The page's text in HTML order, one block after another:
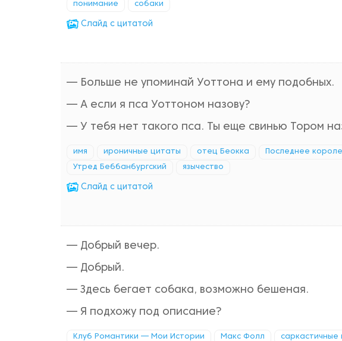
понимание собаки
Cлайд с цитатой
— Больше не упоминай Уоттона и ему подобных.
— А если я пса Уоттоном назову?
— У тебя нет такого пса. Ты еще свинью Тором
имя ироничные цитаты отец Беокка Последнее
Утред Беббанбургский язычество
Cлайд с цитатой
— Добрый вечер.
— Добрый.
— Здесь бегает собака, возможно бешеная.
— Я подхожу под описание?
Клуб Романтики — Мои Истории Макс Фолл саркастичные